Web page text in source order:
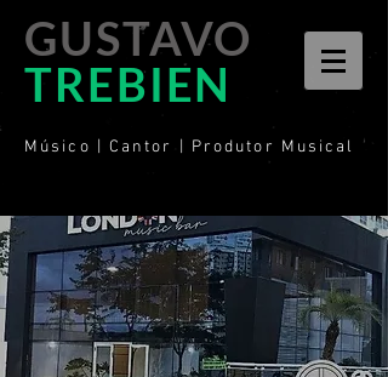
GUSTAVO
TREBIEN
Músico | Cantor | Produtor Musical